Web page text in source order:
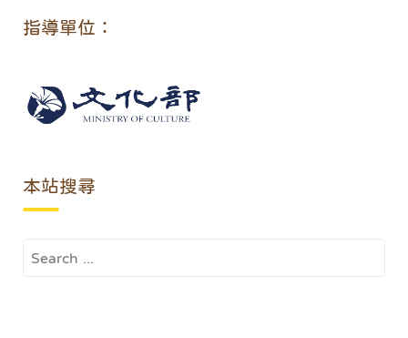
指導單位：
本站搜尋